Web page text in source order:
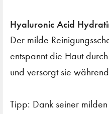
Hyaluronic Acid
Der milde
entspannt die Haut
und versorgt sie
Tipp: Dank seiner